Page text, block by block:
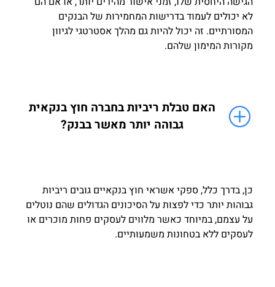
לא יכולים לעמוד בדרישות המחמירות של הבנקים
המסורתיים. זה יכול להיות גם מהלך אסטרטגי לגיוון
מקורות המימון שלהם.
האם טבלת ריביות בחברה חוץ בנקאית
גבוהה יותר מאשר בבנק?
כן, בדרך כלל, ספקי אשראי חוץ בנקאיים גובים ריביות
גבוהות יותר כדי לפצות על הסיכונים הגדולים שהם נוטלים
על עצמם, במיוחד כאשר מלווים לעסקים פחות מוכרים או
לעסקים ללא בטחונות משמעותיים.